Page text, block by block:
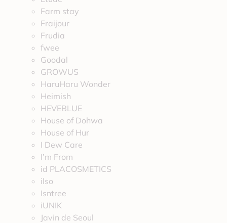
Farm stay
Fraijour
Frudia
fwee
Goodal
GROWUS
HaruHaru Wonder
Heimish
HEVEBLUE
House of Dohwa
House of Hur
I Dew Care
I’m From
id PLACOSMETICS
ilso
Isntree
iUNIK
Javin de Seoul